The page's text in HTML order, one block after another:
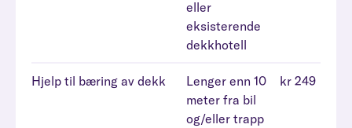
eller
eksisterende
dekkhotell
Hjelp til bæring av dekk
Lenger enn 10
meter fra bil
og/eller trapp
kr 249